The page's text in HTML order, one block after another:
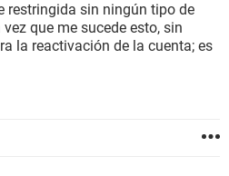
restringida sin ningún tipo de
que me sucede esto, sin
la reactivación de la cuenta; es